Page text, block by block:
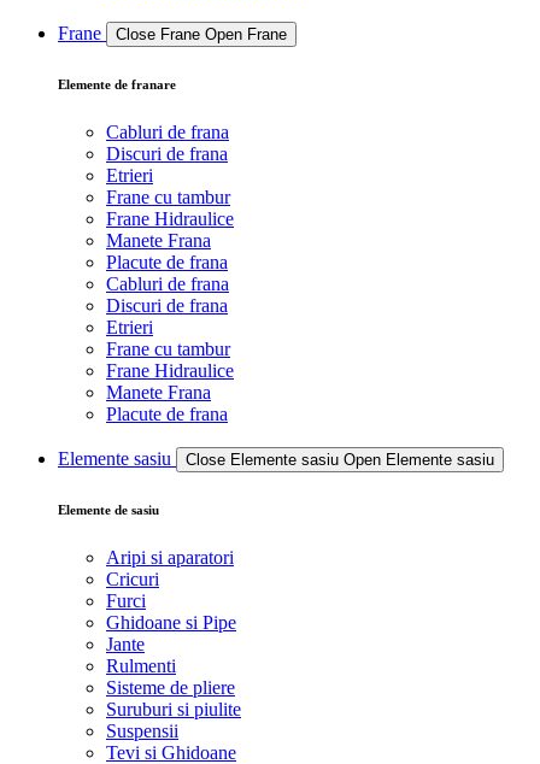
Frane Close Frane Open Frane
Elemente de franare
Cabluri de frana
Discuri de frana
Etrieri
Frane cu tambur
Frane Hidraulice
Manete Frana
Placute de frana
Cabluri de frana
Discuri de frana
Etrieri
Frane cu tambur
Frane Hidraulice
Manete Frana
Placute de frana
Elemente sasiu Close Elemente sasiu Open Elemente sasiu
Elemente de sasiu
Aripi si aparatori
Cricuri
Furci
Ghidoane si Pipe
Jante
Rulmenti
Sisteme de pliere
Suruburi si piulite
Suspensii
Tevi si Ghidoane